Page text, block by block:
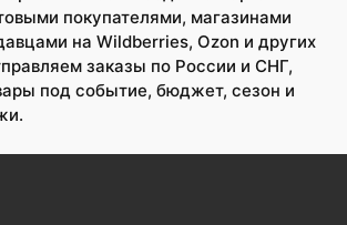
покупателями, магазинами
на Wildberries, Ozon и других
заказы по России и СНГ,
под событие, бюджет, сезон и